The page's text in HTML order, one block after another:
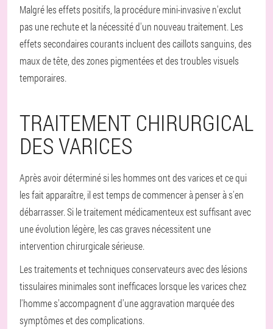
Malgré les effets positifs, la procédure mini-invasive n'exclut
pas une rechute et la nécessité d'un nouveau traitement. Les
effets secondaires courants incluent des caillots sanguins, des
maux de tête, des zones pigmentées et des troubles visuels
temporaires.
TRAITEMENT CHIRURGICAL
DES VARICES
Après avoir déterminé si les hommes ont des varices et ce qui
les fait apparaître, il est temps de commencer à penser à s'en
débarrasser. Si le traitement médicamenteux est suffisant avec
une évolution légère, les cas graves nécessitent une
intervention chirurgicale sérieuse.
Les traitements et techniques conservateurs avec des lésions
tissulaires minimales sont inefficaces lorsque les varices chez
l'homme s'accompagnent d'une aggravation marquée des
symptômes et des complications.